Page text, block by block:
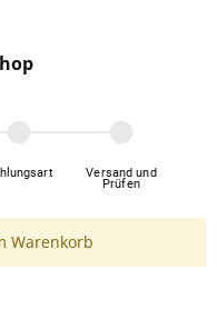
Versand und
Prüfen
Warenkorb